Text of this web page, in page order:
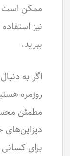
ممکن است
نیز
ببرید.
اگر به
روزمره
مطمئن
برای